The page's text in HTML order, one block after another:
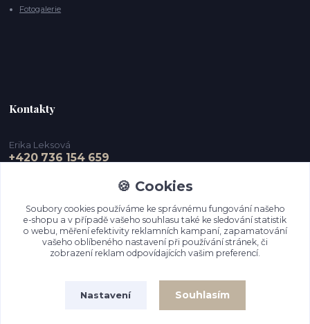
Fotogalerie
Kontakty
Erika Leksová
+420 736 154 659
info@ejdesign.cz
Upravit sběr cookies.
🍪 Cookies
Soubory cookies používáme ke správnému fungování našeho
e-shopu a v případě vašeho souhlasu také ke sledování statistik
o webu, měření efektivity reklamních kampaní, zapamatování
vašeho oblíbeného nastavení při používání stránek, či
zobrazení reklam odpovídajících vašim preferencí.
Nastavení Souhlasím